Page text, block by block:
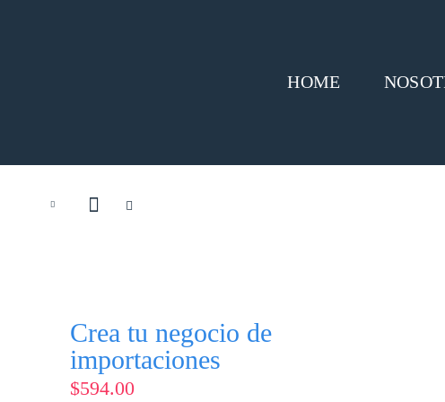
HOME
Crea tu negocio de
importaciones
$594.00